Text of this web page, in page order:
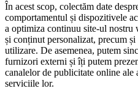
În acest scop, colectăm date
comportamentul și dispozitivele
a optimiza continuu site-ul nostru
și conținut personalizat, precum
utilizare. De asemenea, putem
furnizori externi și îți putem
canalelor de publicitate online ale
serviciile lor.